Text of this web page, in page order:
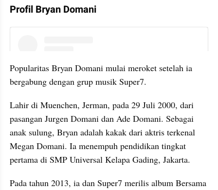
Profil Bryan Domani
Popularitas Bryan Domani mulai meroket setelah ia
bergabung dengan grup musik Super7.
Lahir di Muenchen, Jerman, pada 29 Juli 2000, dari
pasangan Jurgen Domani dan Ade Domani. Sebagai
anak sulung, Bryan adalah kakak dari aktris terkenal
Megan Domani. Ia menempuh pendidikan tingkat
pertama di SMP Universal Kelapa Gading, Jakarta.
Pada tahun 2013, ia dan Super7 merilis album Bersama